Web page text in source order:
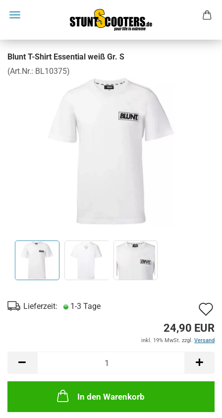
Blunt T-Shirt Essential weiß Gr. S
(Art.Nr.: BL10375)
Lieferzeit: 1-3 Tage
24,90 EUR
inkl. 19% MwSt. zzgl. Versand
In den Warenkorb